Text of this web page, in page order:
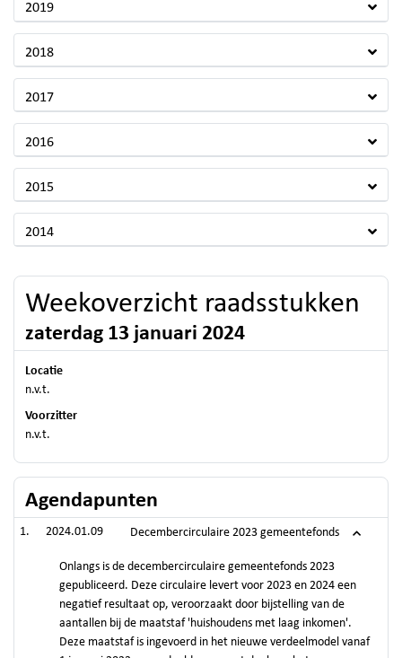
2019
2018
2017
2016
2015
2014
Weekoverzicht raadsstukken
zaterdag 13 januari 2024
Locatie
n.v.t.
Voorzitter
n.v.t.
Agendapunten
2024.01.09 Decembercirculaire 2023 gemeentefonds
Onlangs is de decembercirculaire gemeentefonds 2023
gepubliceerd. Deze circulaire levert voor 2023 en 2024 een
negatief resultaat op, veroorzaakt door bijstelling van de
aantallen bij de maatstaf 'huishoudens met laag inkomen'.
Deze maatstaf is ingevoerd in het nieuwe verdeelmodel vanaf